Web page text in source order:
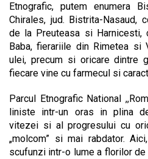
Etnografic, putem enumera
Chirales, jud. Bistrita-Nasaud,
de la Preuteasa si Harnicesti,
Baba, fierariile din Rimetea si
ulei, precum si oricare dintre
fiecare vine cu farmecul si
Parcul Etnografic National
liniste intr-un oras in plina
vitezei si al progresului cu
„molcom” si mai rabdator.
scufunzi intr-o lume a florilor